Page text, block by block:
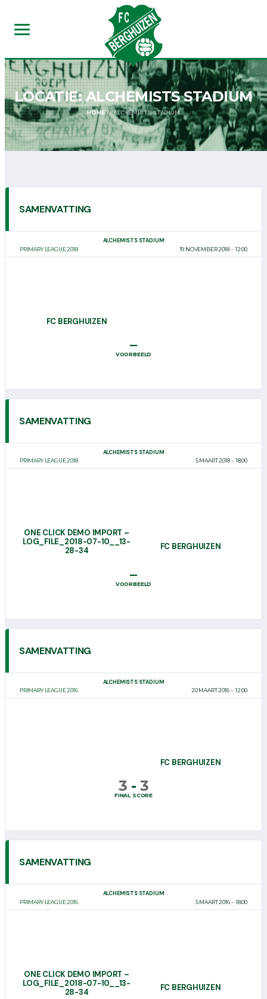
LOCATIE:ALCHEMISTS STADIUM
HOME ALCHEMISTS STADIUM
SAMENVATTING
PRIMARY LEAGUE 2018
ALCHEMISTS STADIUM
19 NOVEMBER 2018 12:00
FC BERGHUIZEN
–
VOORBEELD
SAMENVATTING
PRIMARY LEAGUE 2018
ALCHEMISTS STADIUM
5 MAART 2018 18:00
ONE CLICK DEMO IMPORT –
LOG_FILE_2018-07-10__13-
28-34
FC BERGHUIZEN
–
VOORBEELD
SAMENVATTING
PRIMARY LEAGUE 2016
ALCHEMISTS STADIUM
20 MAART 2016 12:00
FC BERGHUIZEN
3 - 3
FINAL SCORE
SAMENVATTING
PRIMARY LEAGUE 2016
ALCHEMISTS STADIUM
5 MAART 2016 18:00
ONE CLICK DEMO IMPORT –
LOG_FILE_2018-07-10__13-
28-34
FC BERGHUIZEN